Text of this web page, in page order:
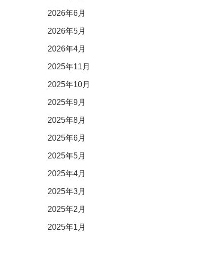
2026年6月
2026年5月
2026年4月
2025年11月
2025年10月
2025年9月
2025年8月
2025年6月
2025年5月
2025年4月
2025年3月
2025年2月
2025年1月